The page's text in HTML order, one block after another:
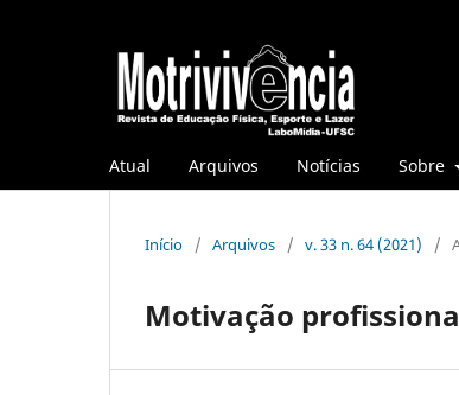
Atual Arquivos Notícias Sobre
Início / Arquivos / v. 33 n. 64 (2021) /
Motivação